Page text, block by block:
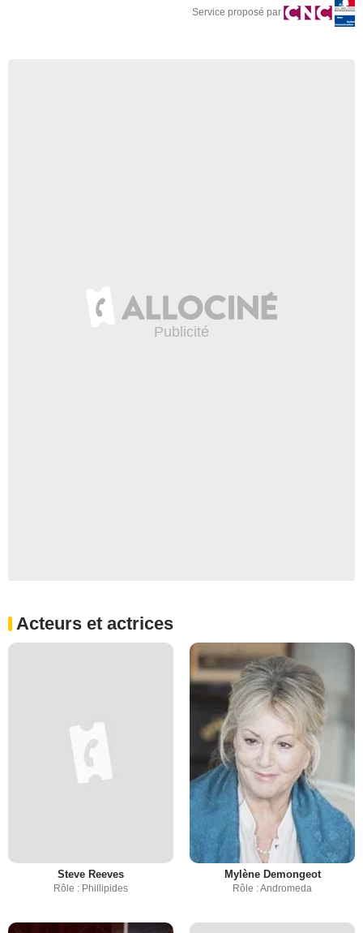
Service proposé par
Acteurs et actrices
Steve Reeves
Rôle : Phillipides
Mylène Demongeot
Rôle : Andromeda